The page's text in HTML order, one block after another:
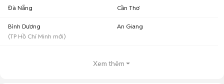
Đà Nẵng Cần Thơ
Bình Dương
(TP Hồ Chí Minh mới)
An Giang
Xem thêm